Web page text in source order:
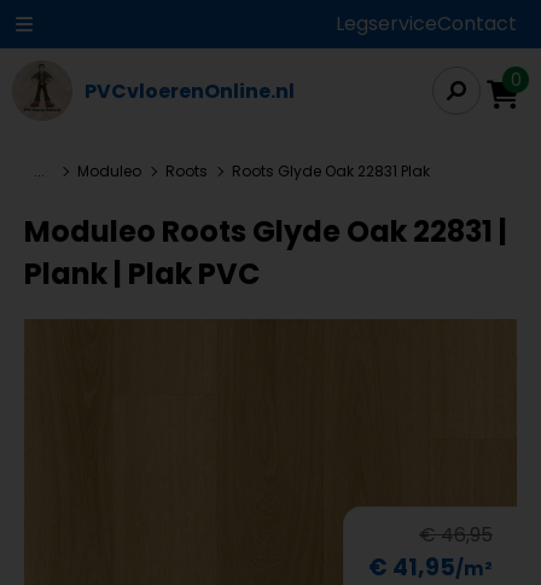
LegserviceContact
PVCvloerenOnline.nl 0
... Moduleo Roots Roots Glyde Oak 22831 Plak
Moduleo Roots Glyde Oak 22831 |
Plank | Plak PVC
€ 46,95
€ 41,95